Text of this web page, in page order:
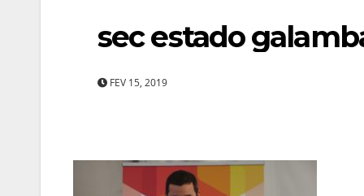
sec estado
FEV 15, 2019